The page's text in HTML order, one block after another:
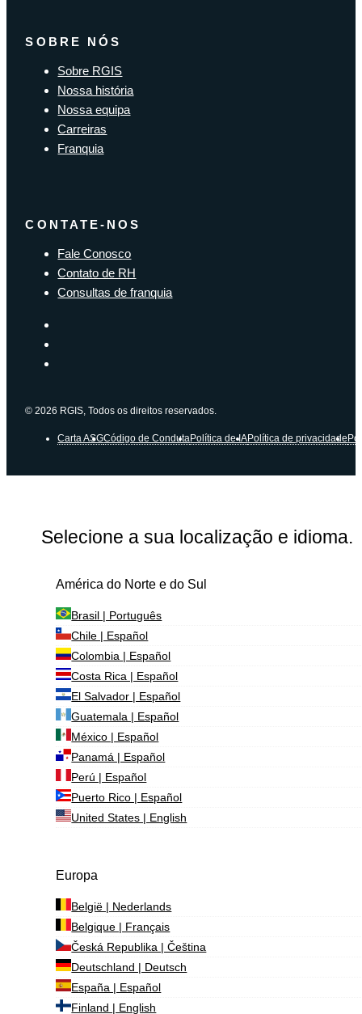
SOBRE NÓS
Sobre RGIS
Nossa história
Nossa equipa
Carreiras
Franquia
CONTATE-NOS
Fale Conosco
Contato de RH
Consultas de franquia
© 2026 RGIS, Todos os direitos reservados.
Carta ASGCódigo de CondutaPolítica de IAPolítica de privacidade
Selecione a sua localização e idioma.
América do Norte e do Sul
Brasil | Português
Chile | Español
Colombia | Español
Costa Rica | Español
El Salvador | Español
Guatemala | Español
México | Español
Panamá | Español
Perú | Español
Puerto Rico | Español
United States | English
Europa
België | Nederlands
Belgique | Français
Česká Republika | Čeština
Deutschland | Deutsch
España | Español
Finland | English